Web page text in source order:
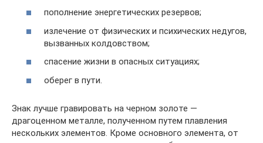
пополнение энергетических резервов;
излечение от физических и психических недугов,
вызванных колдовством;
спасение жизни в опасных ситуациях;
оберег в пути.
Знак лучше гравировать на черном золоте —
драгоценном металле, полученном путем плавления
нескольких элементов. Кроме основного элемента, от